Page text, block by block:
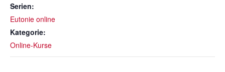
Serien:
Eutonie online
Kategorie:
Online-Kurse